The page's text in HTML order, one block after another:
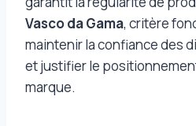
Vasco da Gama, critère
maintenir la confiance des
et justifier le
marque.